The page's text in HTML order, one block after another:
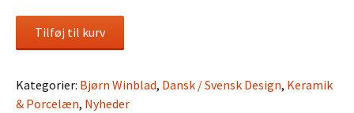
Bjørn
2
antal
Tilføj til kurv
Kategorier: Bjørn Winblad, Dansk / Svensk Design, Keramik
& Porcelæn, Nyheder